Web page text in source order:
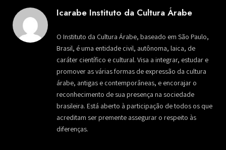
Icarabe Instituto da Cultura Árabe
O Instituto da Cultura Árabe, baseado em São Paulo,
Brasil, é uma entidade civil, autônoma, laica, de
caráter científico e cultural. Visa a integrar, estudar e
promover as várias formas de expressão da cultura
árabe, antigas e contemporâneas, e encorajar o
reconhecimento de sua presença na sociedade
brasileira. Está aberto à participação de todos os que
acreditam ser premente assegurar o respeito às
diferenças.